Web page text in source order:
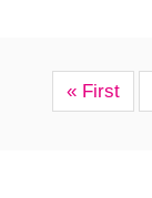
« First